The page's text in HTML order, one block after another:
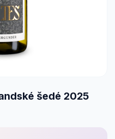
šedé 2025